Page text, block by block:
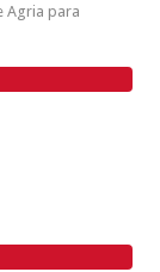
Agria para